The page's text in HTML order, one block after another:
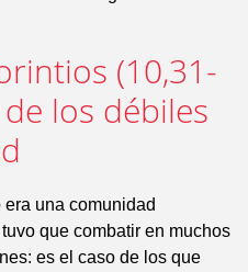
(10,31-
los débiles
una comunidad
que combatir en muchos
es el caso de los que